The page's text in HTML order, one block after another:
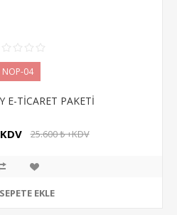
NOP-04
E-TİCARET PAKETİ
25.600 ₺ +KDV
SEPETE EKLE